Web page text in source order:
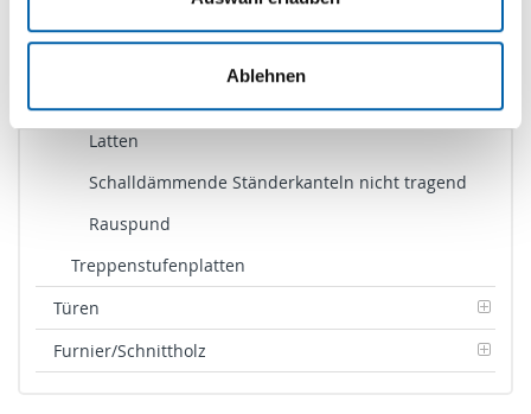
Ablehnen
Latten
Schalldämmende Ständerkanteln nicht tragend
Rauspund
Treppenstufenplatten
Türen
Furnier/Schnittholz